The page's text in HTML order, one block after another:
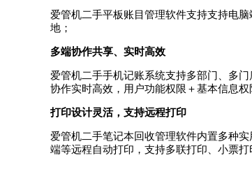
爱管机二手平板账目管理软件支持支持电
地；
多端协作共享、实时高效
爱管机二手手机记账系统支持多部门、多
协作实时高效，用户功能权限＋基本信息
打印设计灵活，支持远程打印
爱管机二手笔记本回收管理软件内置多种
端等远程自动打印，支持多联打印、小票打